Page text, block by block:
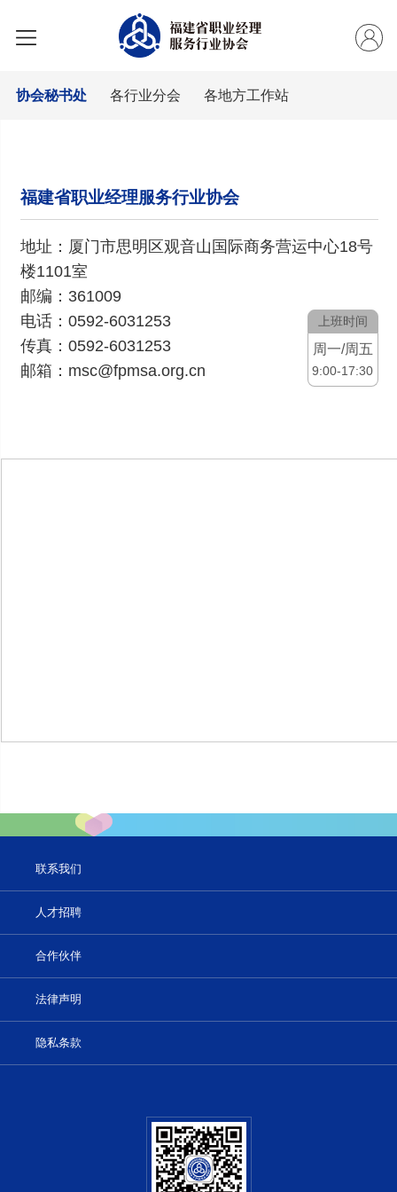
协会秘书处 各行业分会 各地方工作站
福建省职业经理服务行业协会
地址：厦门市思明区观音山国际商务营运中心18号
楼1101室
邮编：361009
电话：0592-6031253
传真：0592-6031253
邮箱：msc@fpmsa.org.cn
上班时间
周一/周五
9:00-17:30
联系我们
人才招聘
合作伙伴
法律声明
隐私条款